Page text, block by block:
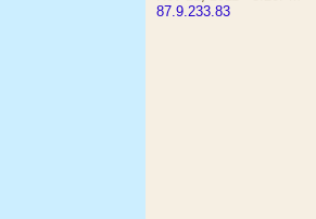
87.9.233.83